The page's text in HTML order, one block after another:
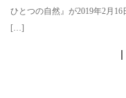
ひとつの自然』が2019年2月
[…]